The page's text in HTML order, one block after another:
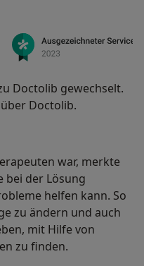
Doctolib gewechselt.
Doctolib.
war, merkte
bei der Lösung
helfen kann. So
zu ändern und auch
mit Hilfe von
zu finden.